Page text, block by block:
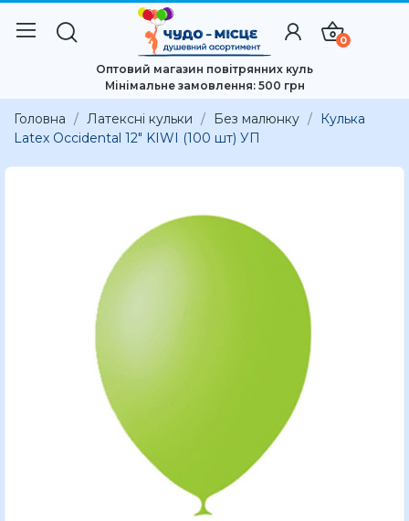
0
Оптовий магазин повітрянних куль
Мінімальне замовлення: 500 грн
Головна Латексні кульки Без малюнку
Кулька
Latex Occidental 12" KIWI (100 шт) УП